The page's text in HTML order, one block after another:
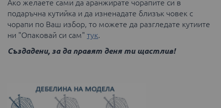
Ако желаете сами да аранжирате чорапите си в
подаръчна кутийка и да изненадате близък човек с
чорапи по Ваш избор, то можете да разгледате кутиите
ни "Опаковай си сам" тук.
Създадени, за да правят деня ти щастлив!